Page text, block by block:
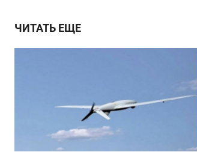
ЧИТАТЬ ЕЩЕ